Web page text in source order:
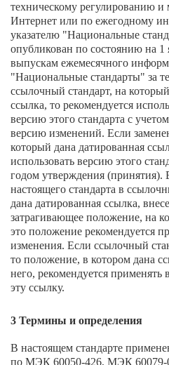
техническому регулированию и
Интернет или по ежегодному
указателю "Национальные
опубликован по состоянию на 1
выпускам ежемесячного
"Национальные стандарты" за
ссылочный стандарт, на
ссылка, то рекомендуется
версию этого стандарта с
версию изменений. Если
который дана датированная
использовать версию этого
годом утверждения (принятия).
настоящего стандарта в
дана датированная ссылка,
затрагивающее положение, на
это положение рекомендуется
изменения. Если ссылочный
то положение, в котором дана
него, рекомендуется применять
эту ссылку.
3 Термины и определения
В настоящем стандарте
по МЭК 60050-426, МЭК 60079-